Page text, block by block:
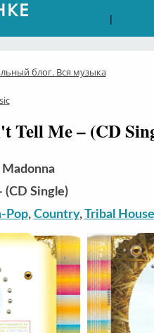
|
блог. Вся музыка
Tell Me – (CD
Madonna
Single)
Pop, Country,Tribal House